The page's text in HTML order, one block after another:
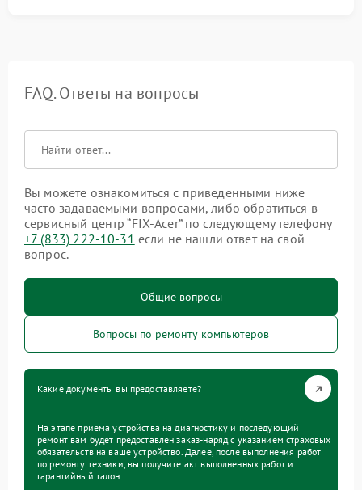
FAQ. Ответы на вопросы
Вы можете ознакомиться с приведенными ниже
часто задаваемыми вопросами, либо обратиться в
сервисный центр “FIX-Acer” по следующему телефону
+7 (833) 222-10-31 если не нашли ответ на свой
вопрос.
Общие вопросы
Вопросы по ремонту компьютеров
Какие документы вы предоставляете?
На этапе приема устройства на диагностику и последующий
ремонт вам будет предоставлен заказ-наряд с указанием страховых
обязательств на ваше устройство. Далее, после выполнения работ
по ремонту техники, вы получите акт выполненных работ и
гарантийный талон.